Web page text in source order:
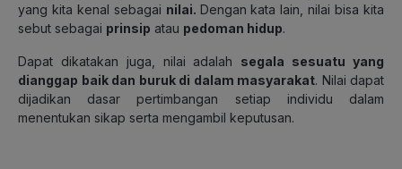
yang kita kenal sebagai nilai. Dengan kata lain, nilai bisa kita
sebut sebagai prinsip atau pedoman hidup.
Dapat dikatakan juga, nilai adalah segala sesuatu yang
dianggap baik dan buruk di dalam masyarakat. Nilai dapat
dijadikan dasar pertimbangan setiap individu dalam
menentukan sikap serta mengambil keputusan.